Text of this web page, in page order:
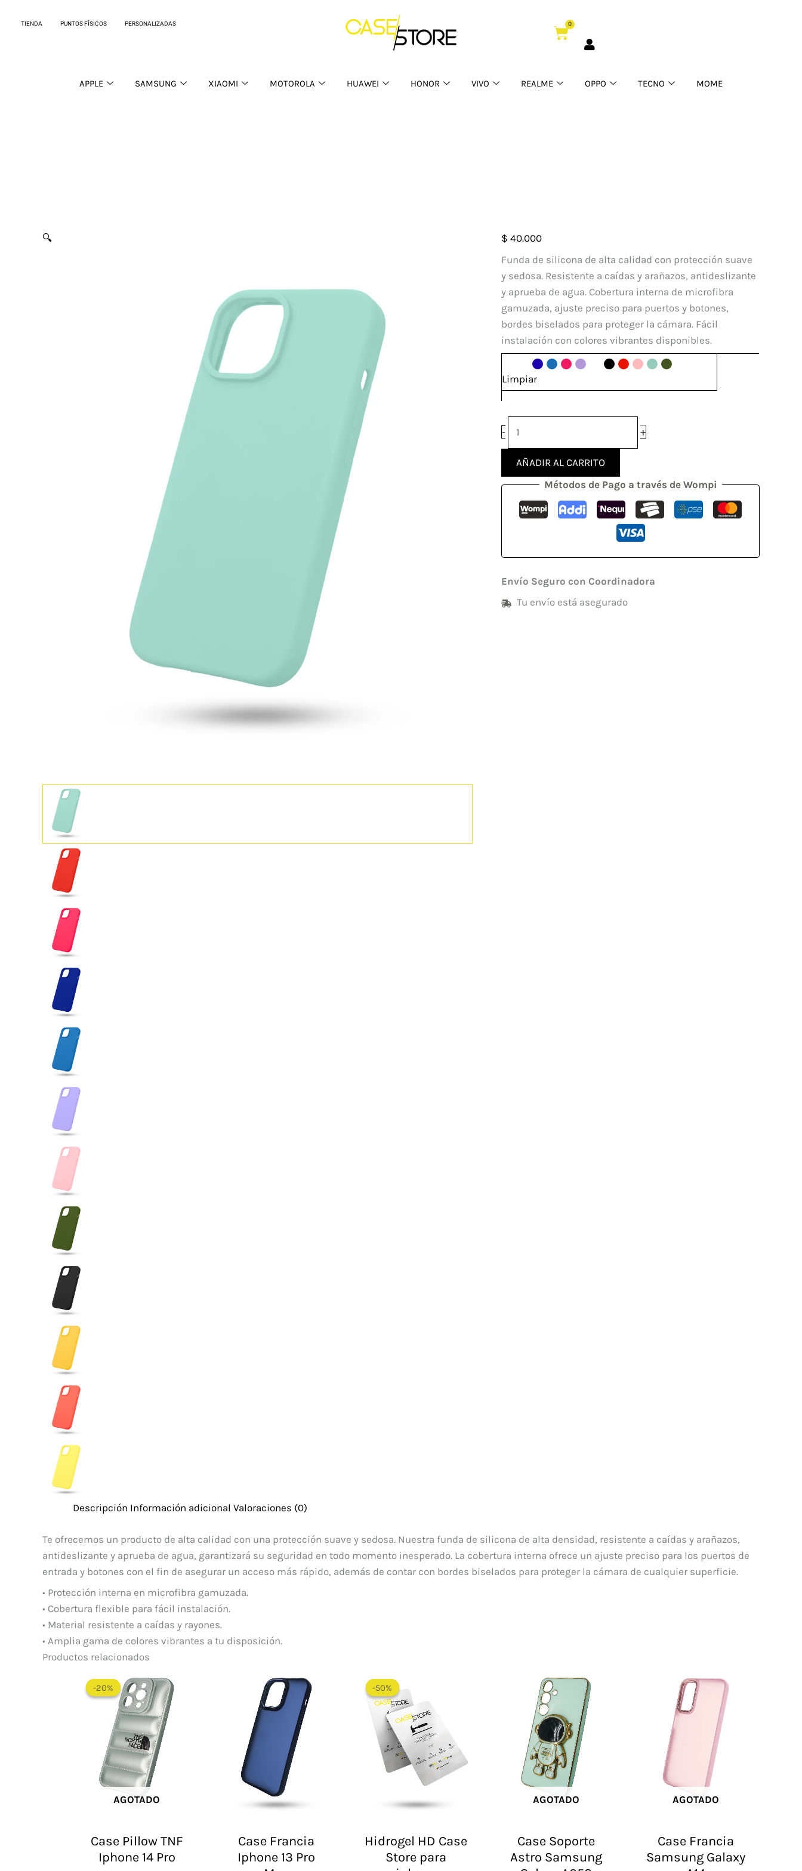
TIENDA PUNTOS FÍSICOS PERSONALIZADAS 0
Cart
APPLE SAMSUNG XIAOMI MOTOROLA HUAWEI HONOR VIVO REALME OPPO TECNO MOME
🔍 $ 40.000
Funda de silicona de alta calidad con protección suave
y sedosa. Resistente a caídas y arañazos, antideslizante
y aprueba de agua. Cobertura interna de microfibra
gamuzada, ajuste preciso para puertos y botones,
bordes biselados para proteger la cámara. Fácil
instalación con colores vibrantes disponibles.
Limpiar
-
Case
Silicone
Iphone
cantidad
+
AÑADIR AL CARRITO
Métodos de Pago a través de Wompi
Envío Seguro con Coordinadora
Tu envío está asegurado
Descripción Información adicional Valoraciones (0)
Te ofrecemos un producto de alta calidad con una protección suave y sedosa. Nuestra funda de silicona de alta densidad, resistente a caídas y arañazos,
antideslizante y aprueba de agua, garantizará su seguridad en todo momento inesperado. La cobertura interna ofrece un ajuste preciso para los puertos de
entrada y botones con el fin de asegurar un acceso más rápido, además de contar con bordes biselados para proteger la cámara de cualquier superficie.
• Protección interna en microfibra gamuzada.
• Cobertura flexible para fácil instalación.
• Material resistente a caídas y rayones.
• Amplia gama de colores vibrantes a tu disposición.
Productos relacionados
-20%
AGOTADO
-20%
Case Pillow TNF
Iphone 14 Pro
precio
original
era:
$ 60.000.
Case Francia
Iphone 13 Pro
-50%
-50%
Hidrogel HD Case
Store para
era:
$ 60.000.
AGOTADO
Case Soporte
Astro Samsung
AGOTADO
Case Francia
Samsung Galaxy